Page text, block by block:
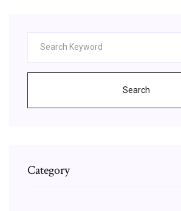
Search
Category